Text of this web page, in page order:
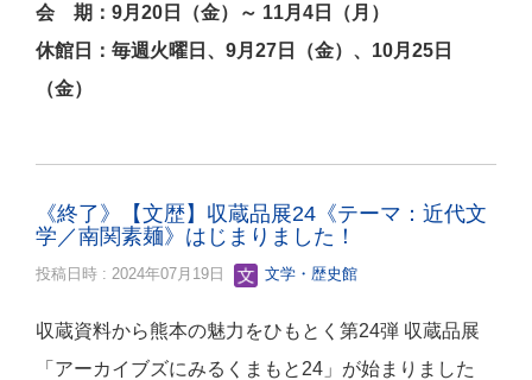
会 期：9月20日（金）～ 11月4日（月）
休館日：毎週火曜日、9月27日（金）、10月25日
（金）
《終了》【文歴】収蔵品展24《テーマ：近代文
学／南関素麺》はじまりました！
投稿日時 : 2024年07月19日 文学・歴史館
収蔵資料から熊本の魅力をひもとく第24弾 収蔵品展
「アーカイブズにみるくまもと24」が始まりました